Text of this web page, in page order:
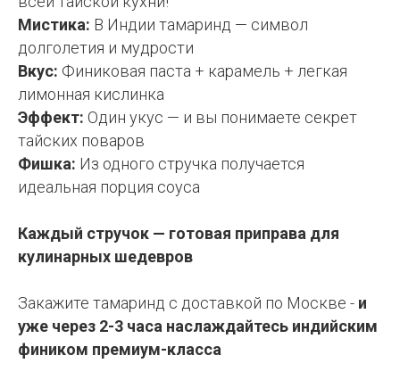
Мистика: В Индии тамаринд — символ
долголетия и мудрости
Вкус: Финиковая паста + карамель + легкая
лимонная кислинка
Эффект: Один укус — и вы понимаете секрет
тайских поваров
Фишка: Из одного стручка получается
идеальная порция соуса
Каждый стручок — готовая приправа для
кулинарных шедевров
Закажите тамаринд с доставкой по Москве - и
уже через 2-3 часа наслаждайтесь индийским
фиником премиум-класса